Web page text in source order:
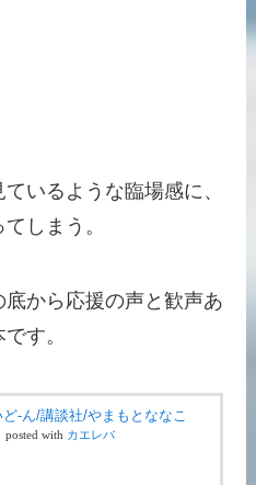
いるような臨場感に、
しまう。
から応援の声と歓声あ
す。
-ん/講談社/やまもとななこ
posted with カエレバ